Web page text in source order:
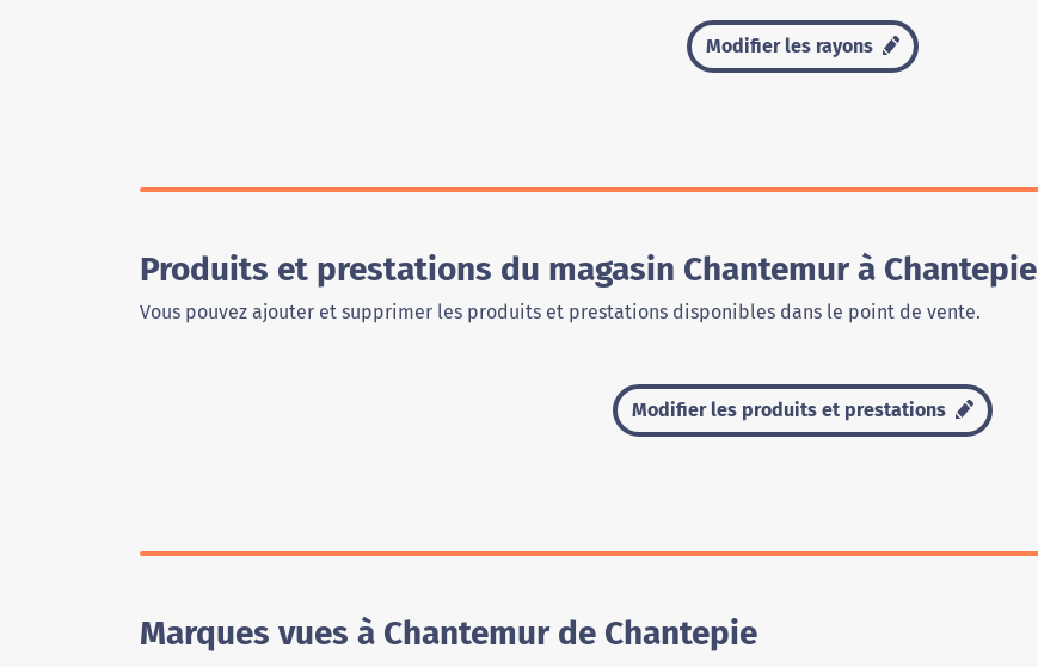
Modifier les rayons
Produits et prestations du magasin Chantemur à Chantepie
Vous pouvez ajouter et supprimer les produits et prestations disponibles dans le point de vente.
Modifier les produits et prestations
Marques vues à Chantemur de Chantepie